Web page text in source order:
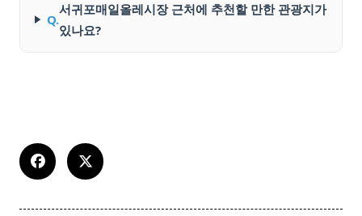
Q.
서귀포매일올레시장 근처에 추천할 만한 관광지가
있나요?